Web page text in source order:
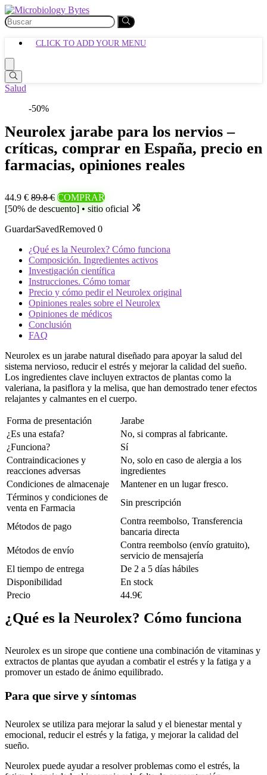
CLICK TO ADD YOUR MENU
Salud
-50%
Neurolex jarabe para los nervios –
críticas, comprar en España, precio en
farmacias, opiniones reales
44.9 € 89.8 € COMPRAR
[50% de descuento] • sitio oficial
GuardarSavedRemoved 0
¿Qué es la Neurolex? Cómo funciona
Composición. Ingredientes activos
Investigación científica
Instrucciones. Cómo tomar
Precio y cómo pedir el Neurolex original
Opiniones reales sobre el Neurolex
Opiniones de médicos
Conclusión
FAQ
Neurolex es un jarabe natural diseñado para apoyar la salud del
sistema nervioso, reducir el estrés y mejorar la calidad del sueño.
Los ingredientes clave incluyen extractos de plantas como la
valeriana, la pasiflora y la melisa, que han demostrado tener efectos
relajantes y calmantes en el cuerpo.
Forma de presentación
Jarabe
¿Es una estafa?
No, si compras al fabricante.
¿Funciona?
Sí
Contraindicaciones y
reacciones adversas
No, solo en caso de alergia a los
ingredientes
Condiciones de almacenaje
Mantener en un lugar fresco.
Términos y condiciones de
venta en Farmacia
Sin prescripción
Métodos de pago
Contra reembolso, Transferencia
bancaria directa
Métodos de envío
Contra reembolso (envío gratuito),
servicio de mensajería
El tiempo de entrega
De 2 a 5 días hábiles
Disponibilidad
En stock
Precio
44.9€
¿Qué es la Neurolex? Cómo funciona
Neurolex es un sirope que contiene una combinación de vitaminas y
extractos de plantas que ayudan a combatir el estrés y la fatiga y a
promover un estado de ánimo equilibrado.
Para que sirve y síntomas
Neurolex se utiliza para mejorar la salud y el bienestar mental y
emocional, reducir el estrés y la fatiga, y mejorar la calidad del
sueño.
Neurolex puede ayudar a resolver problemas como el estrés, la